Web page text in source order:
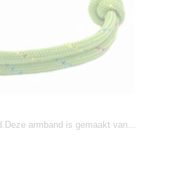
armband is gemaakt van…